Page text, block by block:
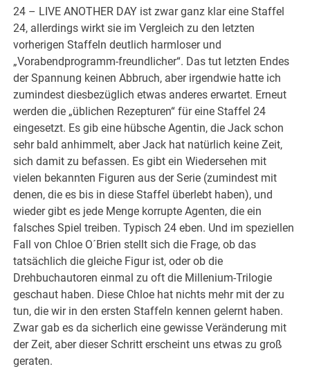
24 – LIVE ANOTHER DAY ist zwar ganz klar eine Staffel
24, allerdings wirkt sie im Vergleich zu den letzten
vorherigen Staffeln deutlich harmloser und
„Vorabendprogramm-freundlicher“. Das tut letzten Endes
der Spannung keinen Abbruch, aber irgendwie hatte ich
zumindest diesbezüglich etwas anderes erwartet. Erneut
werden die „üblichen Rezepturen“ für eine Staffel 24
eingesetzt. Es gib eine hübsche Agentin, die Jack schon
sehr bald anhimmelt, aber Jack hat natürlich keine Zeit,
sich damit zu befassen. Es gibt ein Wiedersehen mit
vielen bekannten Figuren aus der Serie (zumindest mit
denen, die es bis in diese Staffel überlebt haben), und
wieder gibt es jede Menge korrupte Agenten, die ein
falsches Spiel treiben. Typisch 24 eben. Und im speziellen
Fall von Chloe O´Brien stellt sich die Frage, ob das
tatsächlich die gleiche Figur ist, oder ob die
Drehbuchautoren einmal zu oft die Millenium-Trilogie
geschaut haben. Diese Chloe hat nichts mehr mit der zu
tun, die wir in den ersten Staffeln kennen gelernt haben.
Zwar gab es da sicherlich eine gewisse Veränderung mit
der Zeit, aber dieser Schritt erscheint uns etwas zu groß
geraten.